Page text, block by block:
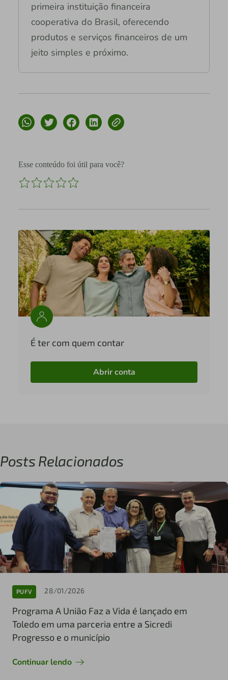
primeira instituição financeira
cooperativa do Brasil, oferecendo
produtos e serviços financeiros de um
jeito simples e próximo.
Esse conteúdo foi útil para você?
É ter com quem contar
Abrir conta
Posts Relacionados
PUFV 28/01/2026
Programa A União Faz a Vida é lançado em
Toledo em uma parceria entre a Sicredi
Progresso e o município
Continuar lendo